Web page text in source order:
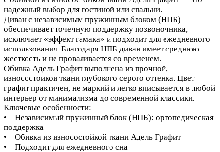
надежный выбор для гостиной или спальни.
Диван с независимым пружинным блоком (НПБ)
обеспечивает точечную поддержку позвоночника,
исключает «эффект гамака» и подходит для ежедневного
использования. Благодаря НПБ диван имеет среднюю
жесткость и не проваливается со временем.
Обивка Адель Графит выполнена из прочной,
износостойкой ткани глубокого серого оттенка. Цвет
графит практичен, не маркий и легко вписывается в любой
интерьер от минимализма до современной классики.
Ключевые особенности:
• Независимый пружинный блок (НПБ): ортопедическая
поддержка
• Обивка из износостойкой ткани Адель Графит
• Подходит для ежедневного сна